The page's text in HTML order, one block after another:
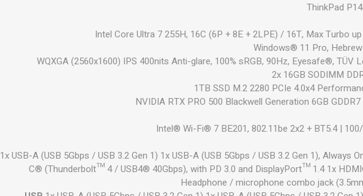
ThinkPad
Intel Core Ultra 7 255H, 16C (6P + 8E + 2LPE) / 16T, Max Turbo
Windows® 11 Pro,
2x 16GB SODIMM
1TB SSD M.2 2280 PCIe 4.0x4
NVIDIA RTX PRO 500 Blackwell Generation 6GB
Intel® Wi-Fi® 7 BE201, 802.11be 2x2 + BT5.4 |
1x USB-A (USB 5Gbps / USB 3.2 Gen 1) 1x USB-A (USB 5Gbps / USB 3.2 Gen 1), Always
C® (Thunderbolt™ 4 / USB4® 40Gbps), with PD 3.0 and DisplayPort™ 1.4 1x
Headphone / microphone combo jack